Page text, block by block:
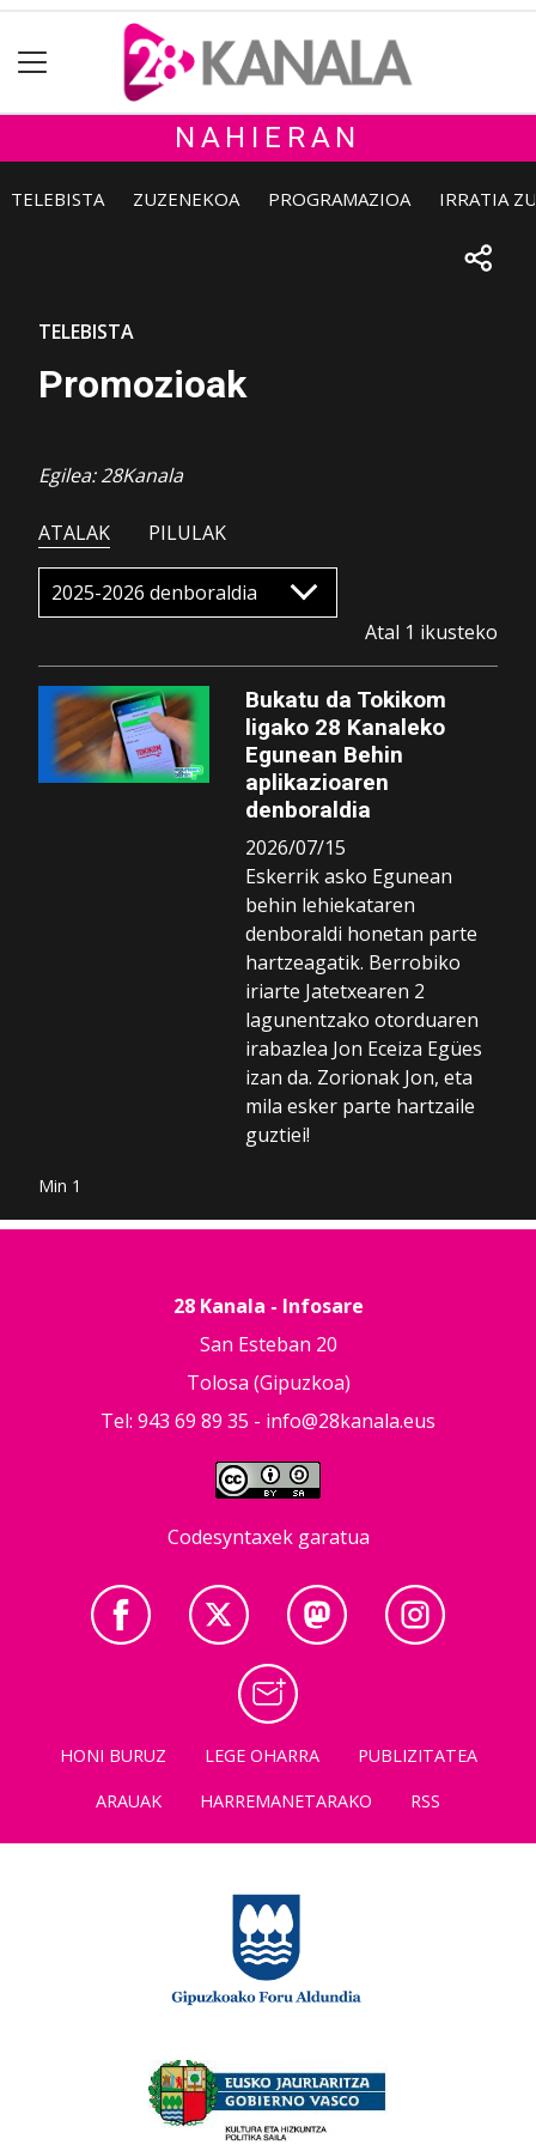
NAHIERAN
TELEBISTA ZUZENEKOA PROGRAMAZIOA IRRATIA
TELEBISTA
Promozioak
Egilea: 28Kanala
ATALAK PILULAK
Atal 1 ikusteko
Bukatu da Tokikom
ligako 28 Kanaleko
Egunean Behin
aplikazioaren
denboraldia
2026/07/15
Eskerrik asko Egunean
behin lehiekataren
denboraldi honetan parte
hartzeagatik. Berrobiko
iriarte Jatetxearen 2
lagunentzako otorduaren
irabazlea Jon Eceiza Egües
izan da. Zorionak Jon, eta
mila esker parte hartzaile
guztiei!
Min 1
28 Kanala - Infosare
San Esteban 20
Tolosa (Gipuzkoa)
Tel: 943 69 89 35 - info@28kanala.eus
Codesyntaxek garatua
HONI BURUZ LEGE OHARRA
PUBLIZITATEA
ARAUAK
HARREMANETARAKO RSS